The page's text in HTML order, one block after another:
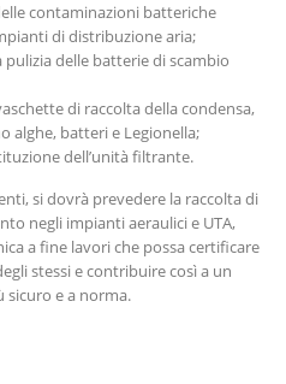
contaminazioni batteriche
di distribuzione aria;
pulizia delle batterie di scambio
di raccolta della condensa,
alghe, batteri e Legionella;
dell’unità filtrante.
si dovrà prevedere la raccolta di
negli impianti aeraulici e UTA,
a fine lavori che possa certificare
stessi e contribuire così a un
e a norma.